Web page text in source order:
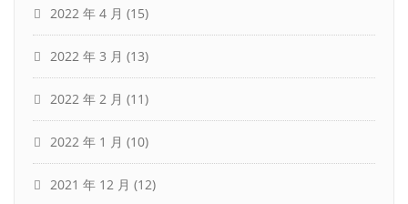
2022 年 4 月 (15)
2022 年 3 月 (13)
2022 年 2 月 (11)
2022 年 1 月 (10)
2021 年 12 月 (12)